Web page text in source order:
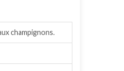
champignons.